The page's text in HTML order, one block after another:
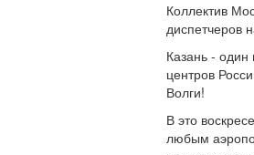
Коллектив
диспетчеров
Казань -
центров
Волги!
В это
любым